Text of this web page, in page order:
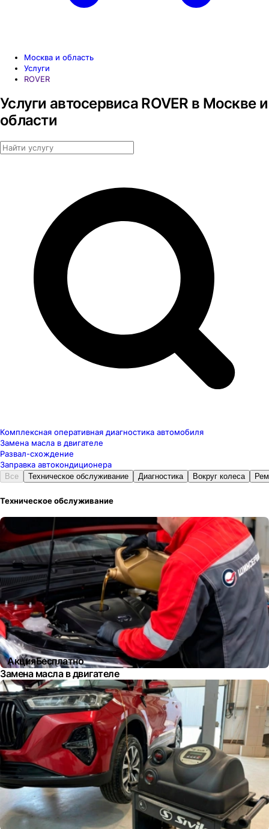
Москва и область
Услуги
ROVER
Услуги автосервиса ROVER в Москве и
области
Комплексная оперативная диагностика автомобиля
Замена масла в двигателе
Развал-схождение
Заправка автокондиционера
Все Техническое обслуживание Диагностика Вокруг колеса
Техническое обслуживание
АкцияБесплатно
Замена масла в двигателе